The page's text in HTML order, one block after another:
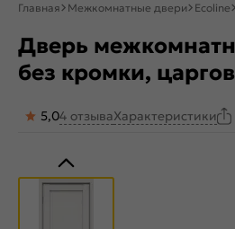
Главная Межкомнатные двери Ecoline
Дверь
без кромки,
5,04 отзываХарактеристики